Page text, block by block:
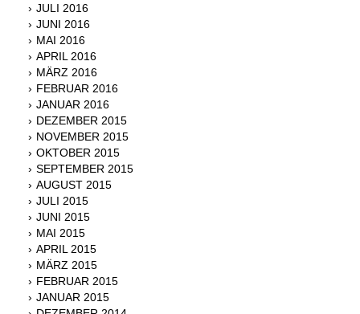
JULI 2016
JUNI 2016
MAI 2016
APRIL 2016
MÄRZ 2016
FEBRUAR 2016
JANUAR 2016
DEZEMBER 2015
NOVEMBER 2015
OKTOBER 2015
SEPTEMBER 2015
AUGUST 2015
JULI 2015
JUNI 2015
MAI 2015
APRIL 2015
MÄRZ 2015
FEBRUAR 2015
JANUAR 2015